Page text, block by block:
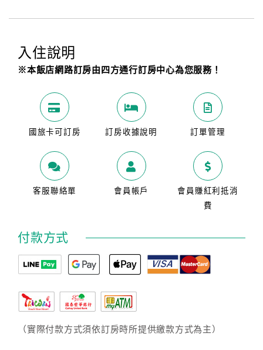
入住說明
※本飯店網路訂房由四方通行訂房中心為您服務！
國旅卡可訂房 訂房收據說明 訂單管理
客服聯絡單 會員帳戶
會員賺紅利抵消
費
付款方式
（實際付款方式須依訂房時所提供繳款方式為主）